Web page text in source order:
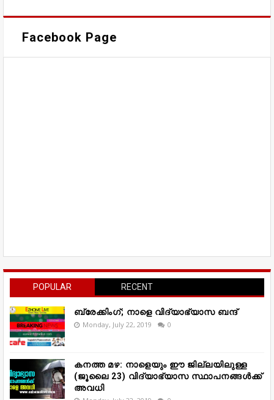
Facebook Page
POPULAR RECENT
ബ്രേക്കിംഗ്; നാളെ വിദ്യാഭ്യാസ ബന്ദ്
Monday, July 22, 2019 0
കനത്ത മഴ: നാളെയും ഈ ജില്ലയിലുള്ള
(ജൂലൈ 23) വിദ്യാഭ്യാസ സ്ഥാപനങ്ങൾക്ക്
അവധി